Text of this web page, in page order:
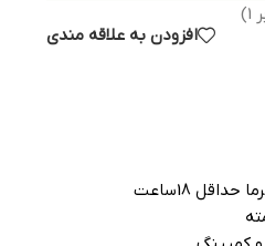
1
)
افزودن به علاقه مندی